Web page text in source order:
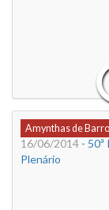
Amynthas de
16/06/2014 - 50ª
Plenário